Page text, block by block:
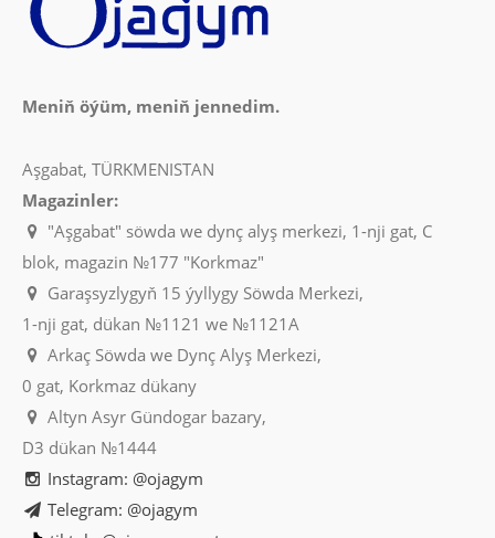
Meniň öýüm, meniň jennedim.
Aşgabat, TÜRKMENISTAN
Magazinler:
"Aşgabat" söwda we dynç alyş merkezi, 1-nji gat, C
blok, magazin №177 "Korkmaz"
Garaşsyzlygyň 15 ýyllygy Söwda Merkezi,
1-nji gat, dükan №1121 we №1121A
Arkaç Söwda we Dynç Alyş Merkezi,
0 gat, Korkmaz dükany
Altyn Asyr Gündogar bazary,
D3 dükan №1444
Instagram: @ojagym
Telegram: @ojagym